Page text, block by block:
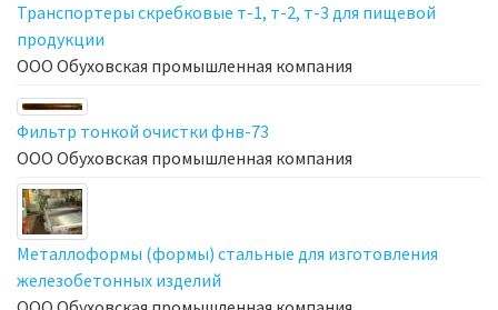
Транспортеры скребковые т-1, т-2, т-3 для пищевой
продукции
ООО Обуховская промышленная компания
Фильтр тонкой очистки фнв-73
ООО Обуховская промышленная компания
Металлоформы (формы) стальные для изготовления
железобетонных изделий